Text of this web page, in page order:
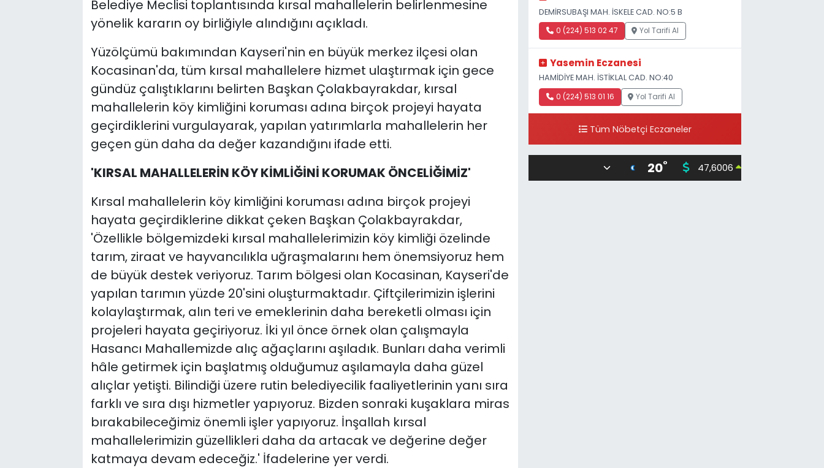
Belediye Meclisi toplantısında kırsal mahallelerin belirlenmesine
yönelik kararın oy birliğiyle alındığını açıkladı.
Yüzölçümü bakımından Kayseri'nin en büyük merkez ilçesi olan
Kocasinan'da, tüm kırsal mahallelere hizmet ulaştırmak için gece
gündüz çalıştıklarını belirten Başkan Çolakbayrakdar, kırsal
mahallelerin köy kimliğini koruması adına birçok projeyi hayata
geçirdiklerini vurgulayarak, yapılan yatırımlarla mahallelerin her
geçen gün daha da değer kazandığını ifade etti.
'KIRSAL MAHALLELERİN KÖY KİMLİĞİNİ KORUMAK ÖNCELİĞİMİZ'
Kırsal mahallelerin köy kimliğini koruması adına birçok projeyi
hayata geçirdiklerine dikkat çeken Başkan Çolakbayrakdar,
'Özellikle bölgemizdeki kırsal mahallelerimizin köy kimliği özelinde
tarım, ziraat ve hayvancılıkla uğraşmalarını hem önemsiyoruz hem
de büyük destek veriyoruz. Tarım bölgesi olan Kocasinan, Kayseri'de
yapılan tarımın yüzde 20'sini oluşturmaktadır. Çiftçilerimizin işlerini
kolaylaştırmak, alın teri ve emeklerinin daha bereketli olması için
projeleri hayata geçiriyoruz. İki yıl önce örnek olan çalışmayla
Hasancı Mahallemizde alıç ağaçlarını aşıladık. Bunları daha verimli
hâle getirmek için başlatmış olduğumuz aşılamayla daha güzel
alıçlar yetişti. Bilindiği üzere rutin belediyecilik faaliyetlerinin yanı sıra
farklı ve sıra dışı hizmetler yapıyoruz. Bizden sonraki kuşaklara miras
bırakabileceğimiz önemli işler yapıyoruz. İnşallah kırsal
mahallelerimizin güzellikleri daha da artacak ve değerine değer
katmaya devam edeceğiz.' İfadelerine yer verdi.
DEMİRSUBAŞI MAH. İSKELE CAD. NO:5 B
0 (224) 513 02 47 Yol Tarifi Al
Yasemin Eczanesi
HAMİDİYE MAH. İSTİKLAL CAD. NO:40
0 (224) 513 01 16 Yol Tarifi Al
Tüm Nöbetçi Eczaneler
20° 47,6006